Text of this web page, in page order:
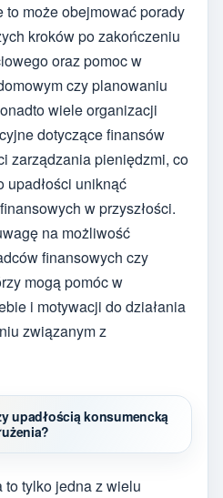
to może obejmować porady
kroków po zakończeniu
oraz pomoc w
czy planowaniu
wiele organizacji
dotyczące finansów
zarządzania pieniędzmi, co
upadłości uniknąć
w przyszłości.
na możliwość
finansowych czy
mogą pomóc w
i motywacji do działania
związanym z
upadłością konsumencką
to tylko jedna z wielu